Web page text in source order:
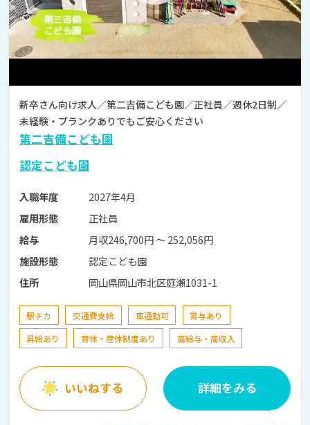
新卒さん向け求人／第二吉備こども園／正社員／週休2日制／
未経験・ブランクありでもご安心ください
第二吉備こども園
認定こども園
入職年度
2027年4月
雇用形態
正社員
給与
月収246,700円 〜 252,056円
施設形態
認定こども園
住所
岡山県岡山市北区庭瀬1031-1
駅チカ 交通費支給 車通勤可
賞与あり
昇給あり
育休・産休制度あり 高給与・高収入
いいねする 詳細をみる